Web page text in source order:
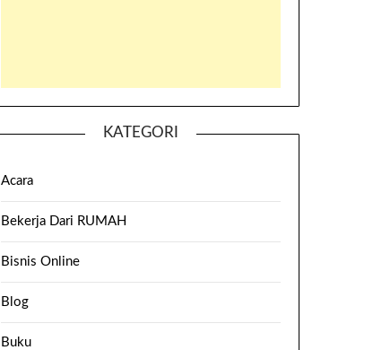
KATEGORI
Acara
Bekerja Dari RUMAH
Bisnis Online
Blog
Buku